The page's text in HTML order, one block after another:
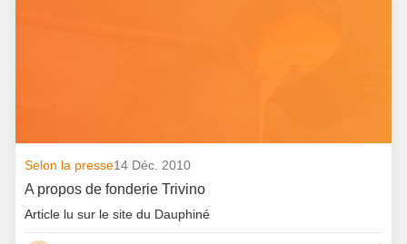
Selon la presse14 Déc. 2010
A propos de fonderie Trivino
Article lu sur le site du Dauphiné